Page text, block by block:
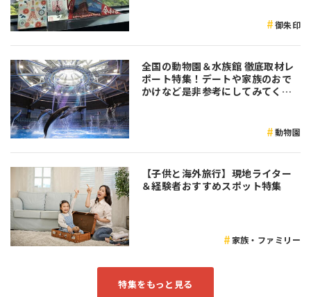
御朱印
全国の動物園＆水族館 徹底取材レ
ポート特集！デートや家族のおで
かけなど是非参考にしてみてくだ
動物園
【子供と海外旅行】現地ライター
＆経験者おすすめスポット特集
家族・ファミリー
特集をもっと見る